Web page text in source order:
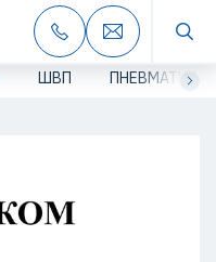
ШВП ПНЕВМАТИКА